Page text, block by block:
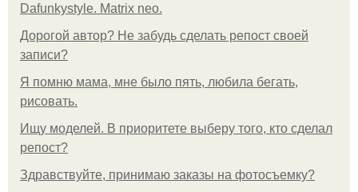
Dafunkystyle. Matrix neo.
Дорогой автор? Не забудь сделать репост своей
записи?
Я помню мама, мне было пять, любила бегать,
рисовать.
Ищу моделей. В приоритете выберу того, кто сделал
репост?
Здравствуйте, принимаю заказы на фотосъемку?